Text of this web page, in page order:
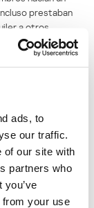
ads, to
our traffic.
of our site with
partners who
from your use
prestaban
a otros
se está
estos sitios”,
cada vez
nociva,
el tráfico a los